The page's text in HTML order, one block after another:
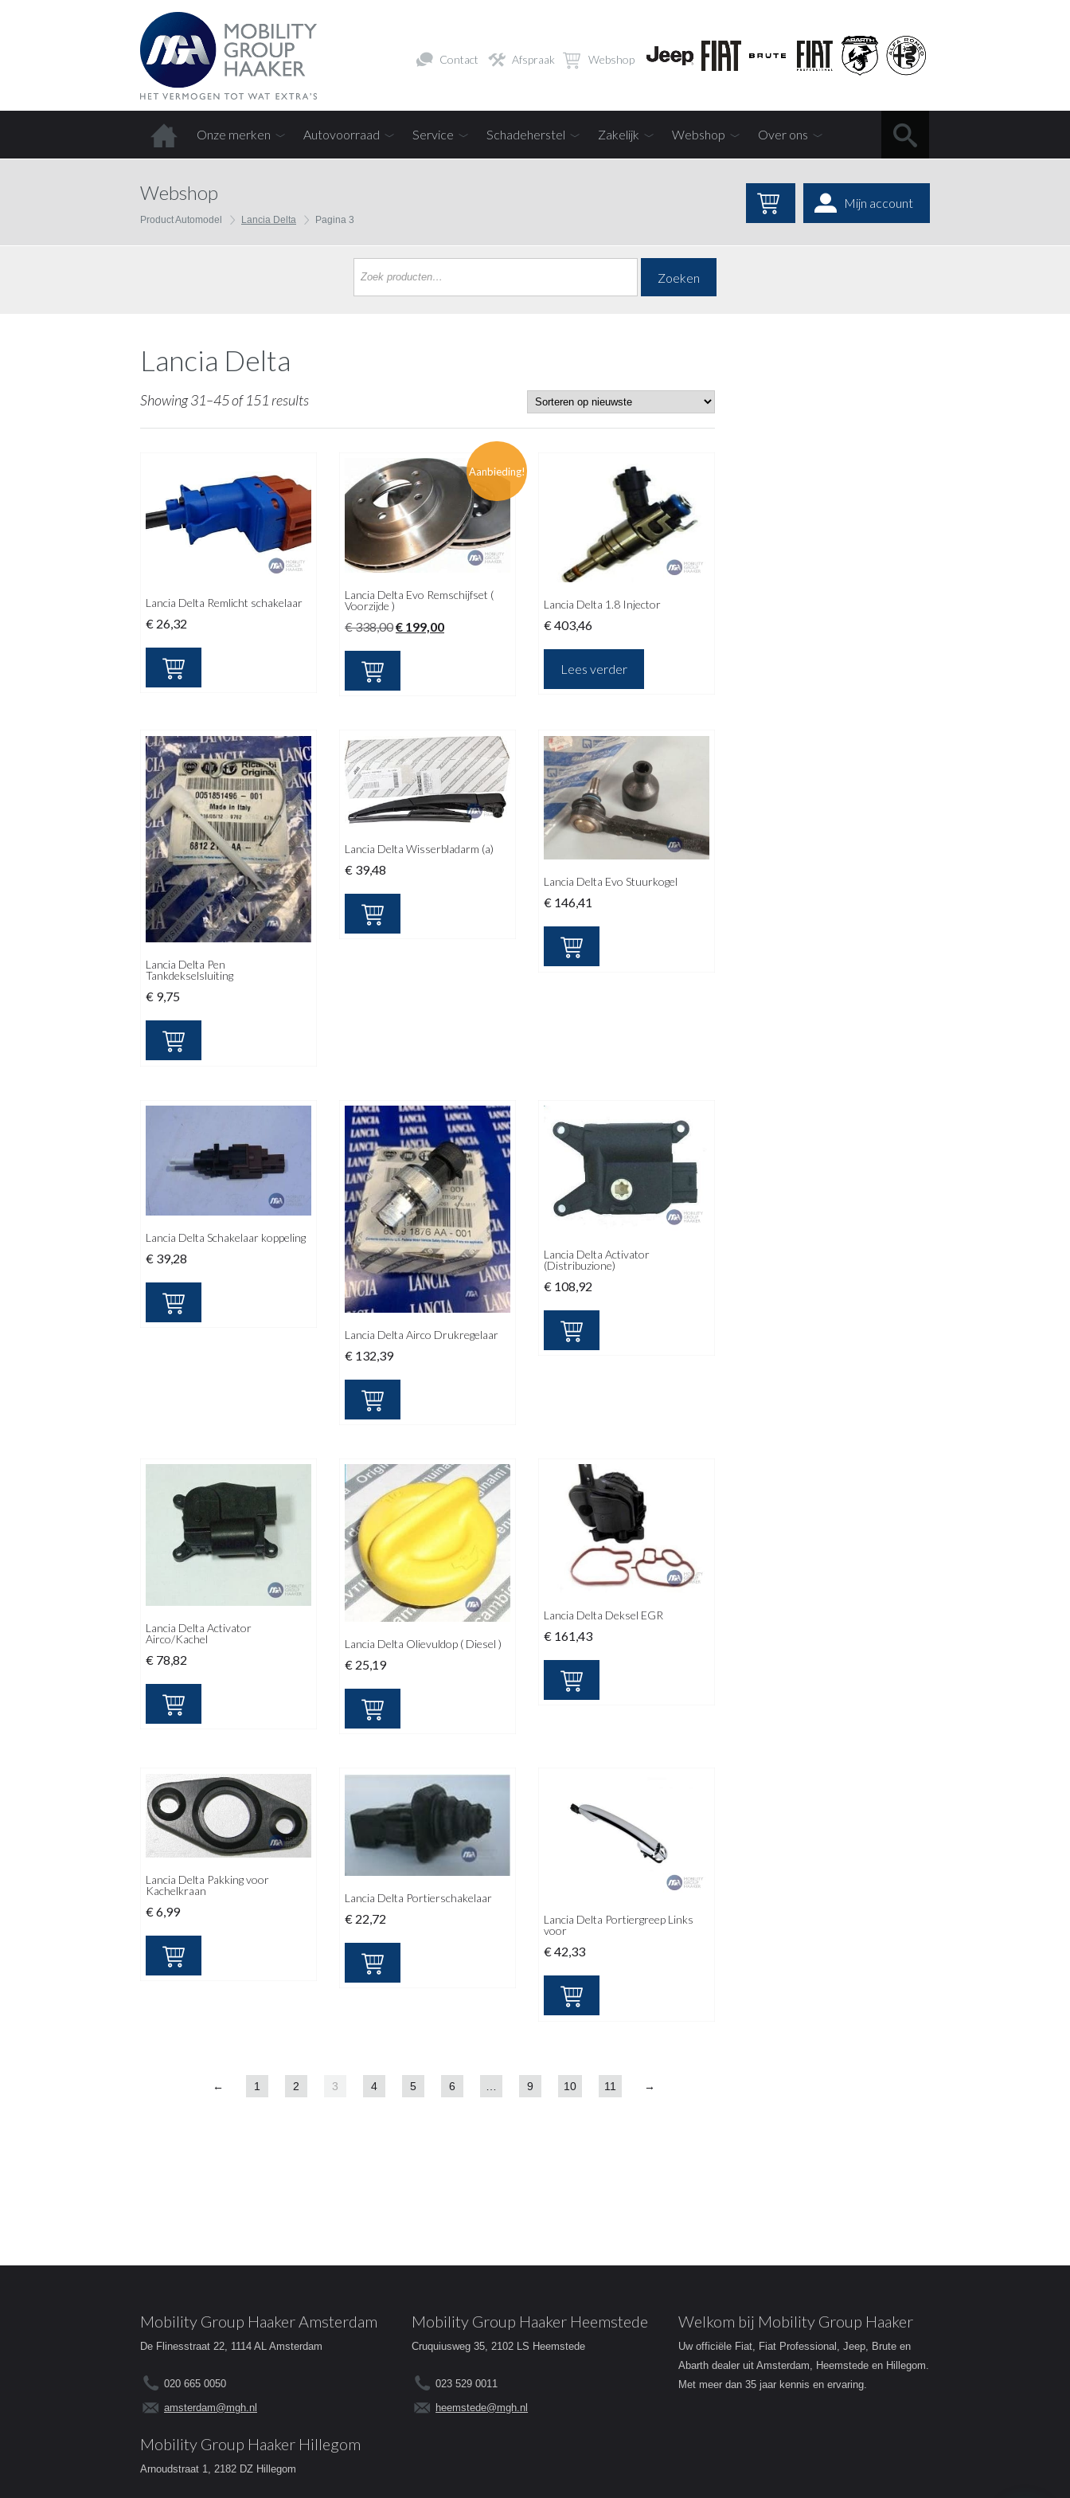
Contact Afspraak Webshop
Onze merken Autovoorraad Service Schadeherstel Zakelijk Webshop Over ons
Webshop
Product Automodel Lancia Delta Pagina 3
Mijn account
Zoeken
Lancia Delta
Showing 31–45 of 151 results
Lancia Delta Remlicht schakelaar
€ 26,32
Aanbieding!
Lancia Delta Evo Remschijfset (
Voorzijde )
€338,00Oorspronkelijke
€ 199,00Huidige
Lancia Delta 1.8 Injector
€403,46
Lees verder
Lancia Delta Pen
Tankdekselsluiting
€ 9,75
Lancia Delta Wisserbladarm (a)
€ 39,48
Lancia Delta Evo Stuurkogel
€146,41
Lancia Delta Schakelaar koppeling
€ 39,28
Lancia Delta Airco Drukregelaar
€ 132,39
Lancia Delta Activator
(Distribuzione)
€ 108,92
Lancia Delta Activator
Airco/Kachel
€ 78,82
Lancia Delta Olievuldop ( Diesel )
€ 25,19
Lancia Delta Deksel EGR
€ 161,43
Lancia Delta Pakking voor
Kachelkraan
€ 6,99
Lancia Delta Portierschakelaar
€ 22,72
Lancia Delta Portiergreep Links
voor
€42,33
← 1 2 3 4 5 6 9 10 11 →
Mobility Group Haaker Amsterdam
De Flinesstraat 22, 1114 AL Amsterdam
020 665 0050
amsterdam@mgh.nl
Mobility Group Haaker Heemstede
Cruquiusweg 35, 2102 LS Heemstede
023 529 0011
heemstede@mgh.nl
Mobility Group Haaker Hillegom
Arnoudstraat 1, 2182 DZ Hillegom
Welkom bij Mobility Group Haaker
Uw officiële Fiat, Fiat Professional, Jeep, Brute en
Abarth dealer uit Amsterdam, Heemstede en Hillegom.
Met meer dan 35 jaar kennis en ervaring.